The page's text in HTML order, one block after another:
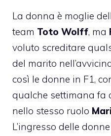
La donna è moglie
team Toto Wolff, ma
voluto screditare
del marito
così le donne in F1,
qualche settimana fa
nello stesso ruolo
L’ingresso delle